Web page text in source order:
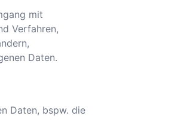
mit
Verfahren,
Daten.
Daten, bspw. die